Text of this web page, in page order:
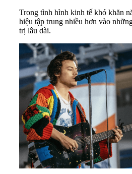
Trong tình hình kinh tế khó khăn
hiệu tập trung nhiều hơn vào
trị lâu dài.